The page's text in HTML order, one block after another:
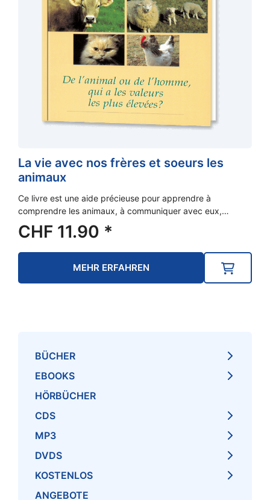
La vie avec nos frères et soeurs les
animaux
Ce livre est une aide précieuse pour apprendre à
comprendre les animaux, à communiquer avec eux,…
CHF 11.90 *
MEHR ERFAHREN
BÜCHER
EBOOKS
HÖRBÜCHER
CDS
MP3
DVDS
KOSTENLOS
ANGEBOTE